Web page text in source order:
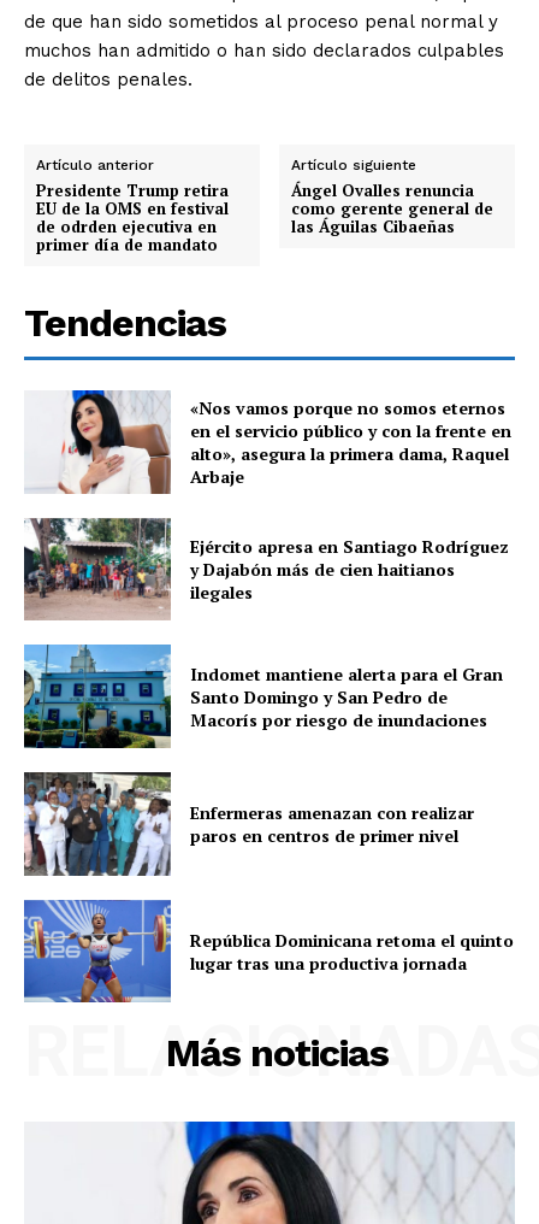
de que han sido sometidos al proceso penal normal y
muchos han admitido o han sido declarados culpables
de delitos penales.
Artículo anterior
Presidente Trump retira
EU de la OMS en festival
de odrden ejecutiva en
primer día de mandato
Artículo siguiente
Ángel Ovalles renuncia
como gerente general de
las Águilas Cibaeñas
Tendencias
«Nos vamos porque no somos eternos
en el servicio público y con la frente en
alto», asegura la primera dama, Raquel
Arbaje
Ejército apresa en Santiago Rodríguez
y Dajabón más de cien haitianos
ilegales
Indomet mantiene alerta para el Gran
Santo Domingo y San Pedro de
Macorís por riesgo de inundaciones
Enfermeras amenazan con realizar
paros en centros de primer nivel
República Dominicana retoma el quinto
lugar tras una productiva jornada
Más noticias